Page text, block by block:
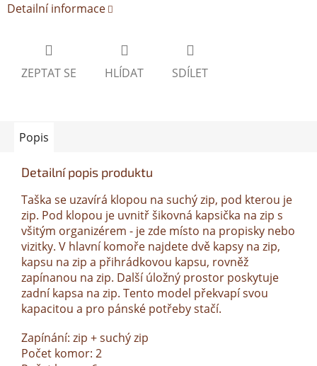
Detailní informace
ZEPTAT SE HLÍDAT SDÍLET
Popis
Detailní popis produktu
Taška se uzavírá klopou na suchý zip, pod kterou je
zip. Pod klopou je uvnitř šikovná kapsička na zip s
všitým organizérem - je zde místo na propisky nebo
vizitky. V hlavní komoře najdete dvě kapsy na zip,
kapsu na zip a přihrádkovou kapsu, rovněž
zapínanou na zip. Další úložný prostor poskytuje
zadní kapsa na zip. Tento model překvapí svou
kapacitou a pro pánské potřeby stačí.
Zapínání: zip + suchý zip
Počet komor: 2